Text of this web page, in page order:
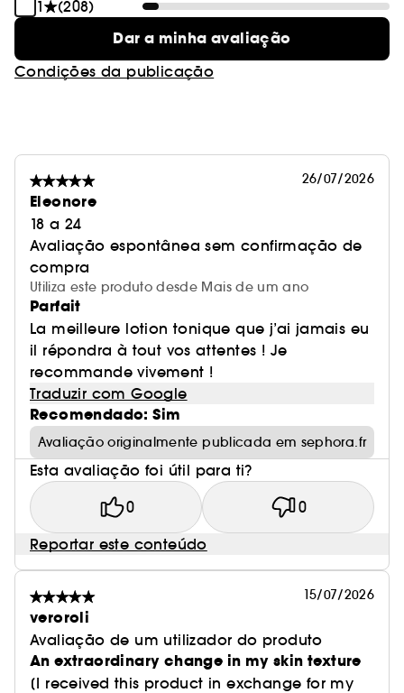
1 (208)
Dar a minha avaliação
Condições da publicação
26/07/2026
Eleonore
18 a 24
Avaliação espontânea sem confirmação de
compra
Utiliza este produto desde Mais de um ano
Parfait
La meilleure lotion tonique que j’ai jamais eu
il répondra à tout vos attentes ! Je
recommande vivement !
Traduzir com Google
Recomendado: Sim
Avaliação originalmente publicada em sephora.fr
Esta avaliação foi útil para ti?
0 0
Reportar este conteúdo
15/07/2026
veroroli
Avaliação de um utilizador do produto
An extraordinary change in my skin texture
[I received this product in exchange for my